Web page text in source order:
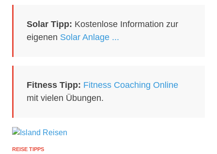
Solar Tipp: Kostenlose Information zur
eigenen Solar Anlage ...
Fitness Tipp: Fitness Coaching Online
mit vielen Übungen.
REISE TIPPS